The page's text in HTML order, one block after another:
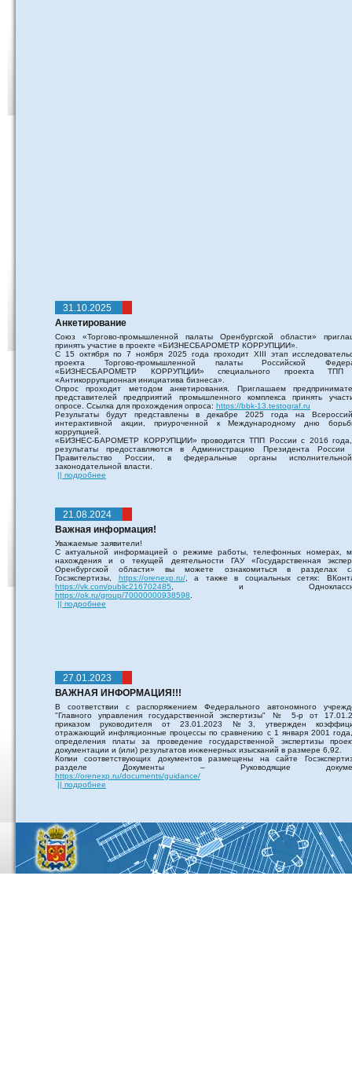
31.10.2025
Анкетирование
Союз «Торгово-промышленной палаты Оренбургской области»
принять участие в проекте «БИЗНЕСБАРОМЕТР КОРРУПЦИИ».
С 15 октября по 7 ноября 2025 года проходит XIII этап
проекта Торгово-промышленной палаты Российской
«БИЗНЕСБАРОМЕТР КОРРУПЦИИ» специального проекта
«Антикоррупционная инициатива бизнеса».
Опрос проходит методом анкетирования. Приглашаем
представителей предприятий промышленного комплекса принять
опросе. Ссылка для прохождения опроса: https://bbk-13.testograf.ru
Результаты будут представлены в декабре 2025 года на
интерактивной акции, приуроченной к Международному дню
коррупцией.
«БИЗНЕС-БАРОМЕТР КОРРУПЦИИ» проводится ТПП России с 2016
результаты предоставляются в Администрацию Президента
Правительство России, в федеральные органы
законодательной власти.
|| подробнее
21.08.2024
Важная информация!
Уважаемые заявители!
С актуальной информацией о режиме работы, телефонных номерах,
нахождения и о текущей деятельности ГАУ «Государственная
Оренбургской области» вы можете ознакомиться в разделах
Госэкспертизы, https://orenexp.ru/, а также в социальных сетях:
https://vk.com/public216702485 , и
https://ok.ru/group/70000000938598
|| подробнее
27.01.2023
ВАЖНАЯ ИНФОРМАЦИЯ!!!
В соответствии с распоряжением Федерального автономного
"Главного управления государственной экспертизы" № 5-р от
приказом руководителя от 23.01.2023 №3, утвержден
отражающий инфляционные процессы по сравнению с 1 января 2001
определения платы за проведение государственной экспертизы
документации и (или) результатов инженерных изысканий в размере 6,92.
Копии соответствующих документов размещены на сайте
разделе Документы – Руководящие
https://orenexp.ru/documents/guidance/
|| подробнее